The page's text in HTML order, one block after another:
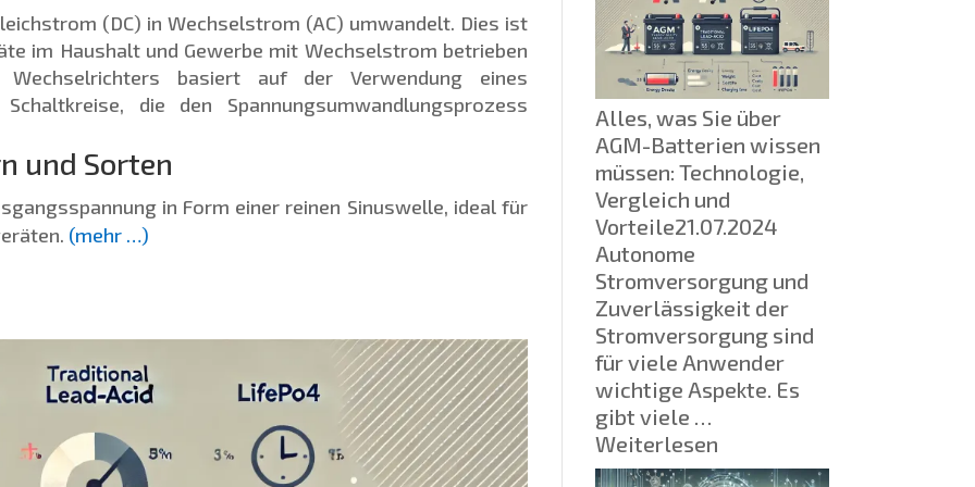
(DC) in Wechselstrom (AC) umwandelt. Dies ist
im Haushalt und Gewerbe mit Wechselstrom betrieben
basiert auf der Verwendung eines
die den Spannungsumwandlungsprozess
und Sorten
in Form einer reinen Sinuswelle, ideal für
(mehr …)
unterbrechungsfreie
Stromversorgung:
Funktionsprinzip,
Typen
und
Lösungen
für
Ihr
Zuhause
Alles, was Sie über
AGM-Batterien wissen
müssen: Technologie,
Vergleich und
Vorteile21.07.2024
Autonome
Stromversorgung und
Zuverlässigkeit der
Stromversorgung sind
für viele Anwender
wichtige Aspekte. Es
gibt viele …
Weiterlesen:
Alles,